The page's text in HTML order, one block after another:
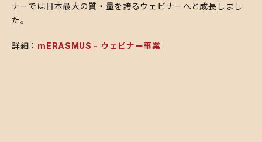
ナーでは日本最大の質・量を誇るウェビナーへと成長しまし
た。
詳細： mERASMUS - ウェビナー事業